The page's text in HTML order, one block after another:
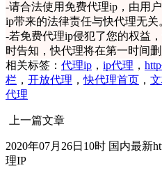
-请合法使用免费代理ip，由用
ip带来的法律责任与快代理无关
-若免费代理ip侵犯了您的权益
时告知，快代理将在第一时间删
相关标签： 代理ip ， ip代理 ，
栏 ， 开放代理 ，快代理首页 ，
代理
上一篇文章
2020年07月26日10时 国内最新
理IP